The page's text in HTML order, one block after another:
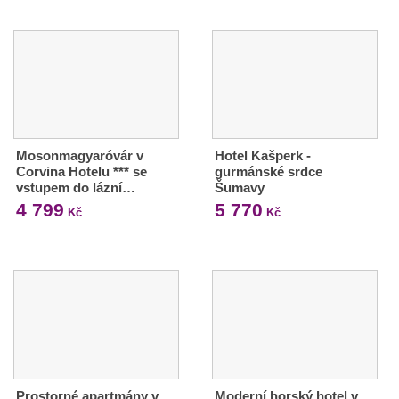
Mosonmagyaróvár v
Corvina Hotelu *** se
vstupem do lázní…
4 799 Kč
Hotel Kašperk -
gurmánské srdce
Šumavy
5 770 Kč